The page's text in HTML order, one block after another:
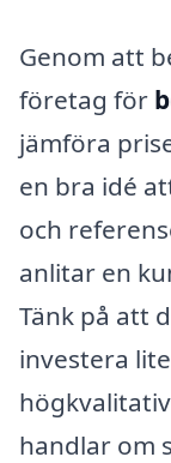
Genom att
företag för
jämföra
en bra idé
och
anlitar en
Tänk på att
investera
handlar om